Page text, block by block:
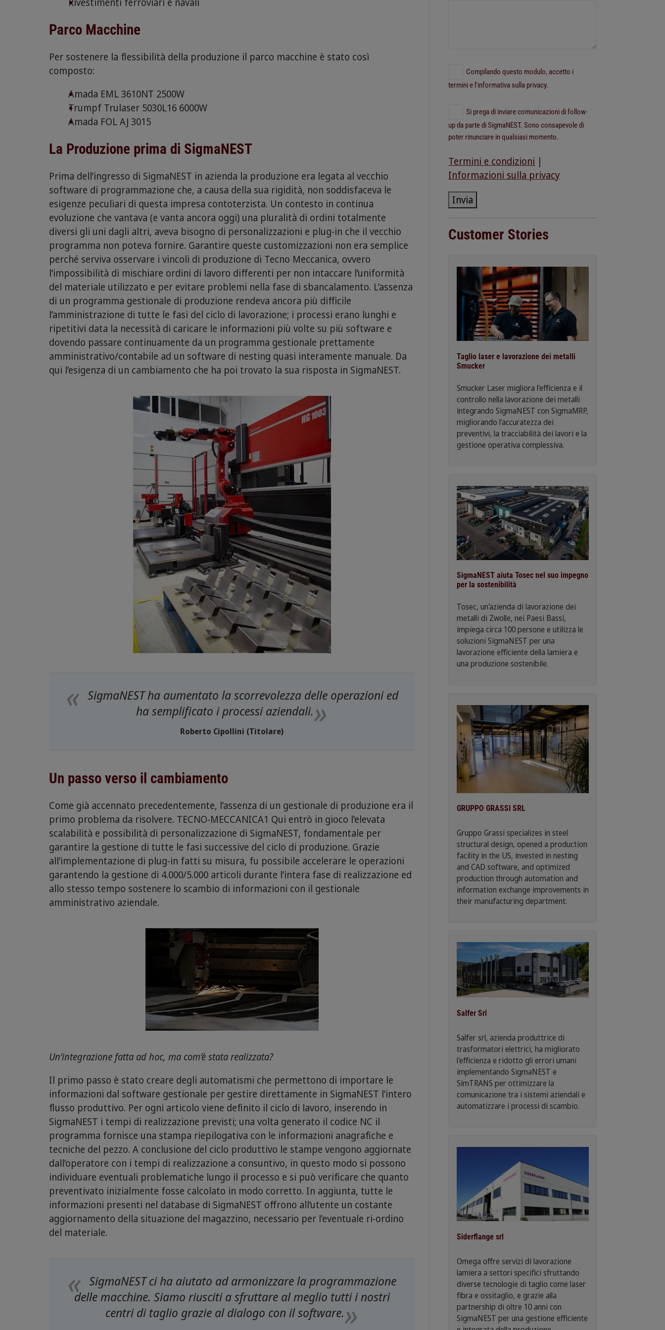
Parco Macchine
Per sostenere la flessibilità della produzione il parco macchine è stato così
composto:
Amada EML 3610NT 2500W
Trumpf Trulaser 5030L16 6000W
Amada FOL AJ 3015
La Produzione prima di SigmaNEST
Prima dell’ingresso di SigmaNEST in azienda la produzione era legata al vecchio
software di programmazione che, a causa della sua rigidità, non soddisfaceva le
esigenze peculiari di questa impresa contoterzista. Un contesto in continua
evoluzione che vantava (e vanta ancora oggi) una pluralità di ordini totalmente
diversi gli uni dagli altri, aveva bisogno di personalizzazioni e plug-in che il vecchio
programma non poteva fornire. Garantire queste customizzazioni non era semplice
perché serviva osservare i vincoli di produzione di Tecno Meccanica, ovvero
l’impossibilità di mischiare ordini di lavoro differenti per non intaccare l’uniformità
del materiale utilizzato e per evitare problemi nella fase di sbancalamento. L’assenza
di un programma gestionale di produzione rendeva ancora più difficile
l’amministrazione di tutte le fasi del ciclo di lavorazione; i processi erano lunghi e
ripetitivi data la necessità di caricare le informazioni più volte su più software e
dovendo passare continuamente da un programma gestionale prettamente
amministrativo/contabile ad un software di nesting quasi interamente manuale. Da
qui l’esigenza di un cambiamento che ha poi trovato la sua risposta in SigmaNEST.
SigmaNEST ha aumentato la scorrevolezza delle operazioni ed
ha semplificato i processi aziendali.
Roberto Cipollini (Titolare)
Un passo verso il cambiamento
Come già accennato precedentemente, l’assenza di un gestionale di produzione era il
primo problema da risolvere. TECNO-MECCANICA1 Qui entrò in gioco l’elevata
scalabilità e possibilità di personalizzazione di SigmaNEST, fondamentale per
garantire la gestione di tutte le fasi successive del ciclo di produzione. Grazie
all’implementazione di plug-in fatti su misura, fu possibile accelerare le operazioni
garantendo la gestione di 4.000/5.000 articoli durante l’intera fase di realizzazione ed
allo stesso tempo sostenere lo scambio di informazioni con il gestionale
amministrativo aziendale.
Un’integrazione fatta ad hoc, ma com’è stata realizzata?
Il primo passo è stato creare degli automatismi che permettono di importare le
informazioni dal software gestionale per gestire direttamente in SigmaNEST l’intero
flusso produttivo. Per ogni articolo viene definito il ciclo di lavoro, inserendo in
SigmaNEST i tempi di realizzazione previsti; una volta generato il codice NC il
programma fornisce una stampa riepilogativa con le informazioni anagrafiche e
tecniche del pezzo. A conclusione del ciclo produttivo le stampe vengono aggiornate
dall’operatore con i tempi di realizzazione a consuntivo, in questo modo si possono
individuare eventuali problematiche lungo il processo e si può verificare che quanto
preventivato inizialmente fosse calcolato in modo corretto. In aggiunta, tutte le
informazioni presenti nel database di SigmaNEST offrono all’utente un costante
aggiornamento della situazione del magazzino, necessario per l’eventuale ri-ordino
del materiale.
SigmaNEST ci ha aiutato ad armonizzare la programmazione
delle macchine. Siamo riusciti a sfruttare al meglio tutti i nostri
centri di taglio grazie al dialogo con il software.
Compilando questo modulo, accetto i
termini e l'informativa sulla privacy.
Si prega di inviare comunicazioni di follow-
up da parte di SigmaNEST. Sono consapevole di
poter rinunciare in qualsiasi momento.
Termini e condizioni |
Informazioni sulla privacy
Invia
Customer Stories
Taglio laser e lavorazione dei metalli
Smucker
Smucker Laser migliora l'efficienza e il
controllo nella lavorazione dei metalli
integrando SigmaNEST con SigmaMRP,
migliorando l'accuratezza dei
preventivi, la tracciabilità dei lavori e la
gestione operativa complessiva.
SigmaNEST aiuta Tosec nel suo impegno
per la sostenibilità
Tosec, un'azienda di lavorazione dei
metalli di Zwolle, nei Paesi Bassi,
impiega circa 100 persone e utilizza le
soluzioni SigmaNEST per una
lavorazione efficiente della lamiera e
una produzione sostenibile.
GRUPPO GRASSI SRL
Gruppo Grassi specializes in steel
structural design, opened a production
facility in the US, invested in nesting
and CAD software, and optimized
production through automation and
information exchange improvements in
their manufacturing department.
Salfer Srl
Salfer srl, azienda produttrice di
trasformatori elettrici, ha migliorato
l'efficienza e ridotto gli errori umani
implementando SigmaNEST e
SimTRANS per ottimizzare la
comunicazione tra i sistemi aziendali e
automatizzare i processi di scambio.
Siderflange srl
Omega offre servizi di lavorazione
lamiera a settori specifici sfruttando
diverse tecnologie di taglio come laser
fibra e ossitaglio, e grazie alla
partnership di oltre 10 anni con
SigmaNEST per una gestione efficiente